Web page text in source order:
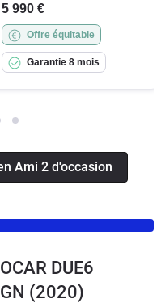
5 990 €
Offre équitable
Garantie 8 mois
Ami 2 d'occasion
DUE6
(2020)